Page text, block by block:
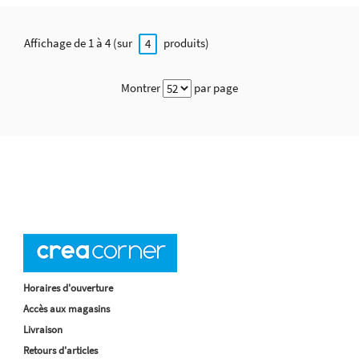
Affichage de 1 à 4 (sur 4 produits)
Montrer par page
Horaires d'ouverture
Accès aux magasins
Livraison
Retours d'articles